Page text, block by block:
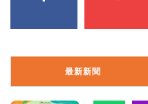
最新新聞